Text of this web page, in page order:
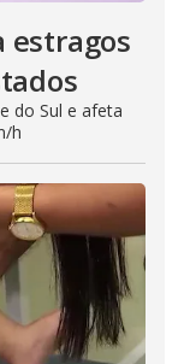
estragos
do Sul e afeta
h